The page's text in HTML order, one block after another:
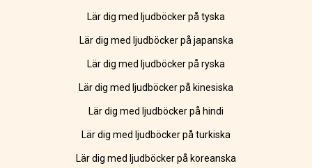
Lär dig med ljudböcker på tyska
Lär dig med ljudböcker på japanska
Lär dig med ljudböcker på ryska
Lär dig med ljudböcker på kinesiska
Lär dig med ljudböcker på hindi
Lär dig med ljudböcker på turkiska
Lär dig med ljudböcker på koreanska